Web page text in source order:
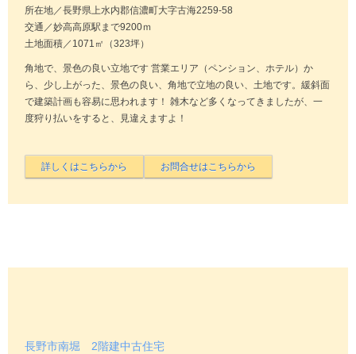
所在地／長野県上水内郡信濃町大字古海2259-58
交通／妙高高原駅まで9200ｍ
土地面積／1071㎡（323坪）
角地で、景色の良い立地です 営業エリア（ペンション、ホテル）か
ら、少し上がった、景色の良い、角地で立地の良い、土地です。緩斜面
で建築計画も容易に思われます！ 雑木など多くなってきましたが、一
度狩り払いをすると、見違えますよ！
長野市南堀 2階建中古住宅